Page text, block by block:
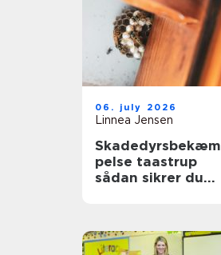
06. july 2026
Linnea Jensen
Skadedyrsbekæm
pelse taastrup
sådan sikrer du